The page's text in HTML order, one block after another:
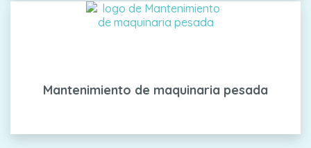
Mantenimiento de maquinaria pesada